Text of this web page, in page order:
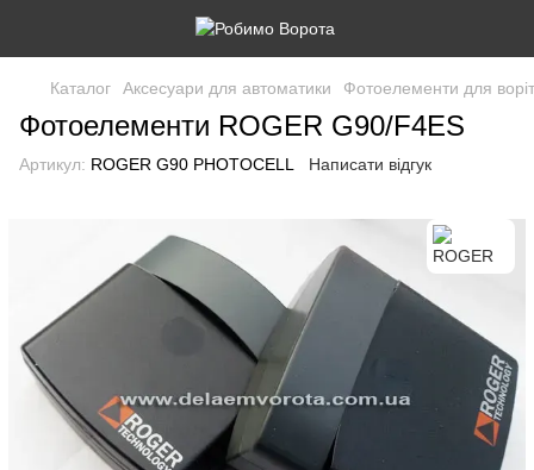
Каталог Аксесуари для автоматики Фотоелементи для воріт
Фотоелементи ROGER G90/F4ES
Артикул: ROGER G90 PHOTOCELL Написати відгук